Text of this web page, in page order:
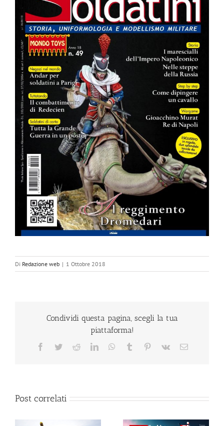
Di Redazione web | 1 Ottobre 2018
Condividi questa pagina, scegli la tua
piattaforma!
Facebook
TwitterRedditLinkedInWhatsApp
Tumblr Pinterest
Vk Email
Post correlati